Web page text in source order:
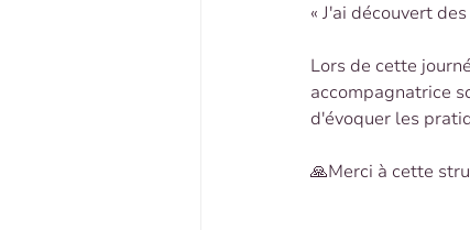
« J'ai découvert
Lors de cette
accompagnatrice
d'évoquer les
🙏Merci à cette